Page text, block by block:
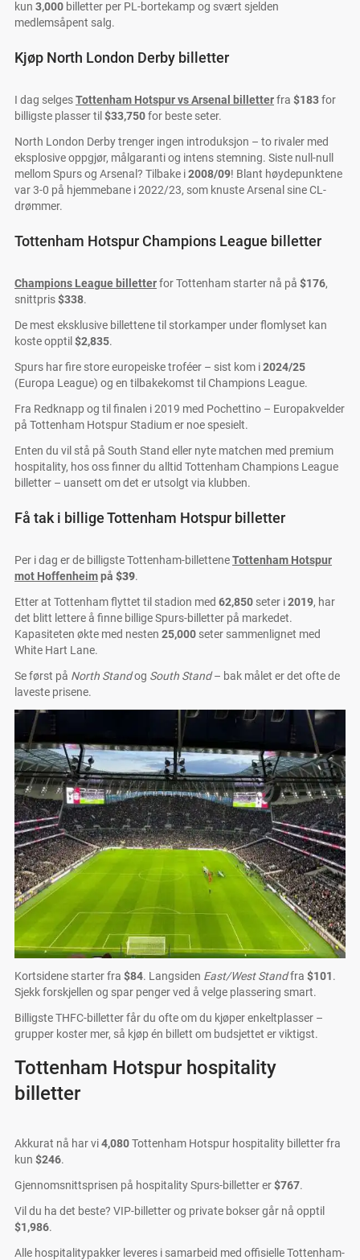
kun 3,000 billetter per PL-bortekamp og svært sjelden
medlemsåpent salg.
Kjøp North London Derby billetter
I dag selgesTottenham Hotspur vs Arsenal billetterfra $183for
billigste plasser til $33,750for beste seter.
North London Derby trenger ingen introduksjon – to rivaler med
eksplosive oppgjør, målgaranti og intens stemning. Siste null-null
mellom Spurs og Arsenal? Tilbake i2008/09! Blant høydepunktene
var 3-0 på hjemmebane i 2022/23, som knuste Arsenal sine CL-
drømmer.
Tottenham Hotspur Champions League billetter
Champions League billetterfor Tottenham starter nå på $176,
snittpris$338.
De mest eksklusive billettene til storkamper under flomlyset kan
koste opptil $2,835.
Spurs har fire store europeiske troféer – sist kom i2024/25
(Europa League) og en tilbakekomst til Champions League.
Fra Redknapp og til finalen i 2019 med Pochettino – Europakvelder
på Tottenham Hotspur Stadium er noe spesielt.
Enten du vil stå på South Stand eller nyte matchen med premium
hospitality, hos oss finner du alltid Tottenham Champions League
billetter – uansett om det er utsolgt via klubben.
Få tak i billige Tottenham Hotspur billetter
Per i dag er de billigste Tottenham-billetteneTottenham Hotspur
mot Hoffenheimpå $39.
Etter at Tottenham flyttet til stadion med 62,850 seter i2019, har
det blitt lettere å finne billige Spurs-billetter på markedet.
Kapasiteten økte med nesten 25,000 seter sammenlignet med
White Hart Lane.
Se først på North Standog South Stand– bak målet er det ofte de
laveste prisene.
Kortsidene starter fra $84. Langsiden East/West Standfra $101.
Sjekk forskjellen og spar penger ved å velge plassering smart.
Billigste THFC-billetter får du ofte om du kjøper enkeltplasser –
grupper koster mer, så kjøp én billett om budsjettet er viktigst.
Tottenham Hotspur hospitality
billetter
Akkurat nå har vi4,080Tottenham Hotspur hospitality billetter fra
kun $246.
Gjennomsnittsprisen på hospitality Spurs-billetter er$767.
Vil du ha det beste? VIP-billetter og private bokser går nå opptil
$1,986.
Alle hospitalitypakker leveres i samarbeid med offisielle Tottenham-